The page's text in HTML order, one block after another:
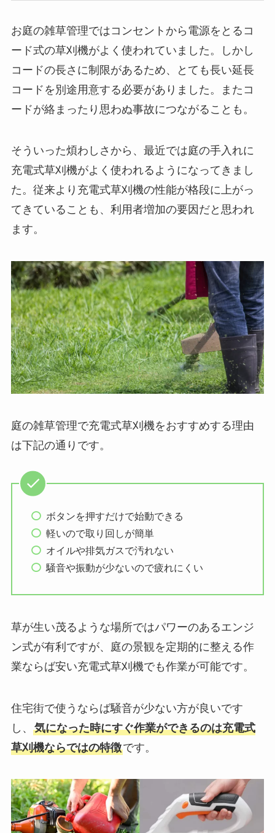
お庭の雑草管理ではコンセントから電源をとるコ
ード式の草刈機がよく使われていました。しかし
コードの長さに制限があるため、とても長い延長
コードを別途用意する必要がありました。またコ
ードが絡まったり思わぬ事故につながることも。
そういった煩わしさから、最近では庭の手入れに
充電式草刈機がよく使われるようになってきまし
た。従来より充電式草刈機の性能が格段に上がっ
てきていることも、利用者増加の要因だと思われ
ます。
庭の雑草管理で充電式草刈機をおすすめする理由
は下記の通りです。
ボタンを押すだけで始動できる
軽いので取り回しが簡単
オイルや排気ガスで汚れない
騒音や振動が少ないので疲れにくい
草が生い茂るような場所ではパワーのあるエンジ
ン式が有利ですが、庭の景観を定期的に整える作
業ならば安い充電式草刈機でも作業が可能です。
住宅街で使うならば騒音が少ない方が良いです
し、 気になった時にすぐ作業ができるのは充電式
草刈機ならではの特徴です。